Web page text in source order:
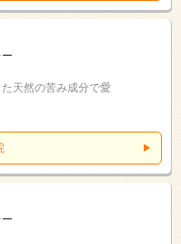
天然の苦み成分で愛